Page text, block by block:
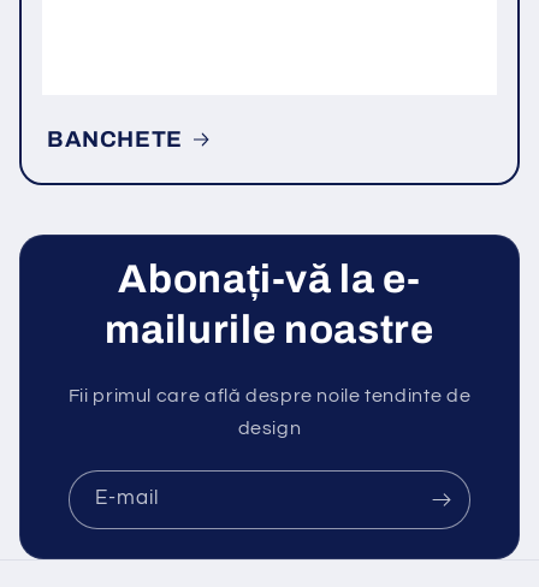
BANCHETE
Abonați-vă la e-
mailurile noastre
Fii primul care află despre noile tendinte de
design
E-mail